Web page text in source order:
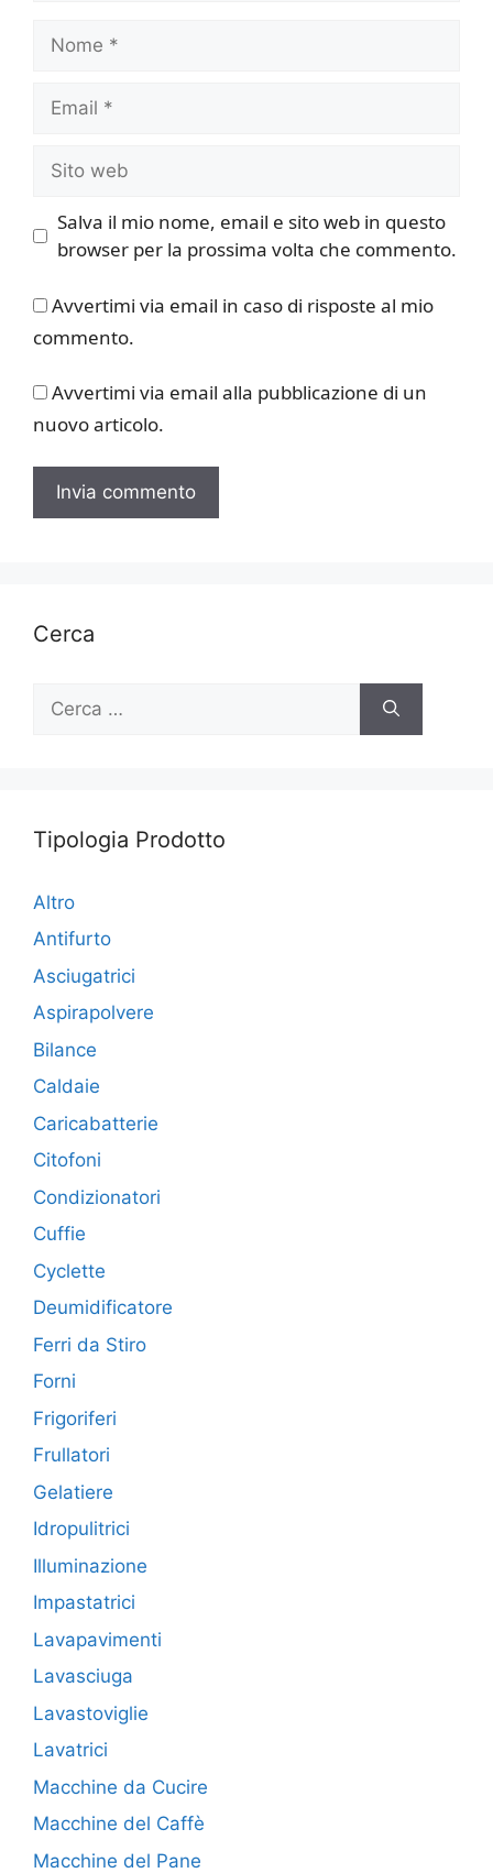
Nome
Email
Sito
web
Salva il mio nome, email e sito web in questo
browser per la prossima volta che commento.
Avvertimi via email in caso di risposte al mio
commento.
Avvertimi via email alla pubblicazione di un
nuovo articolo.
Cerca
per:
Tipologia Prodotto
Altro
Antifurto
Asciugatrici
Aspirapolvere
Bilance
Caldaie
Caricabatterie
Citofoni
Condizionatori
Cuffie
Cyclette
Deumidificatore
Ferri da Stiro
Forni
Frigoriferi
Frullatori
Gelatiere
Idropulitrici
Illuminazione
Impastatrici
Lavapavimenti
Lavasciuga
Lavastoviglie
Lavatrici
Macchine da Cucire
Macchine del Caffè
Macchine del Pane